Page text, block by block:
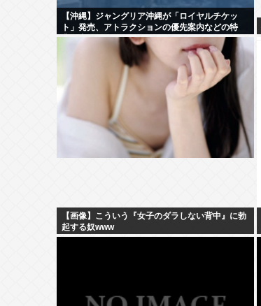
【沖縄】ジャングリア沖縄が「ロイヤルチケッ
ト」発売、アトラクションの優先案内などの特
典…大人2万9700円
【画像】こういう『女子のダラしない背中』に勃
起する奴www